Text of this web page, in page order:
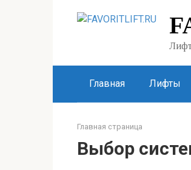
Главная Лифты
Главная страница
Выбор